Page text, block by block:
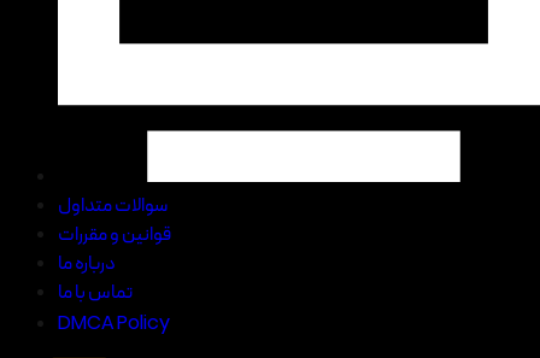
سوالات متداول
قوانین و مقررات
درباره ما
تماس با ما
DMCA Policy